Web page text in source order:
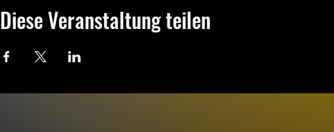
Diese Veranstaltung teilen